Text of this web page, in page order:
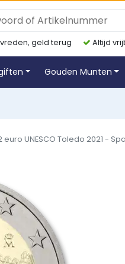
geld terug Altijd
Gouden Munten
euro UNESCO Toledo 2021 -